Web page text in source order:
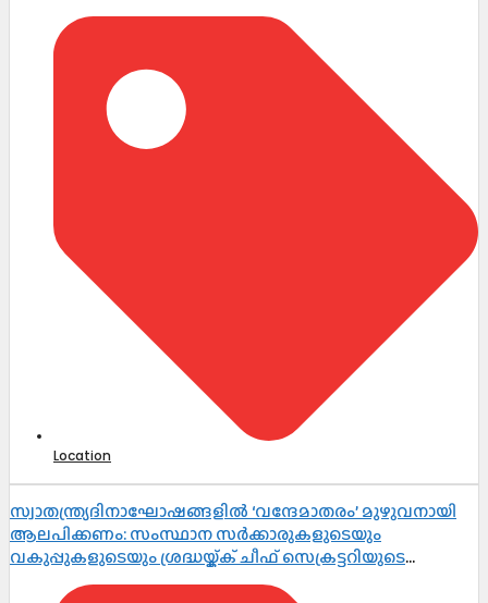
Location
സ്വാതന്ത്ര്യദിനാഘോഷങ്ങളിൽ ‘വന്ദേമാതരം’ മുഴുവനായി
ആലപിക്കണം: സംസ്ഥാന സർക്കാരുകളുടെയും
വകുപ്പുകളുടെയും ശ്രദ്ധയ്ക്ക് ചീഫ് സെക്രട്ടറിയുടെ
നിർദ്ദേശം